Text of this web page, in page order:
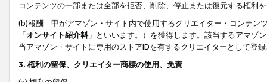
コンテンツの一部または全部を拒否、削除、停止または復元する権利
(b)報酬 甲がアマゾン・サイト内で使用するクリエイター・コンテン
「オンサイト紹介料」といいます。）を獲得します。該当するアマゾ
当アマゾン・サイトに専用のストアIDを有するクリエイターとして登
3. 権利の留保、クリエイター商標の使用、免責